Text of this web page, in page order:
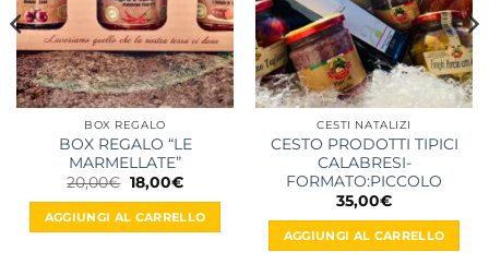
BOX REGALO
BOX REGALO “LE
MARMELLATE”
20,00€ Il
prezzo
originale
era:
20,00€.
18,00€Il
attuale
è:
18,00€.
AGGIUNGI AL CARRELLO
CESTI NATALIZI
CESTO PRODOTTI TIPICI
CALABRESI-
FORMATO:PICCOLO
35,00€
AGGIUNGI AL CARRELLO